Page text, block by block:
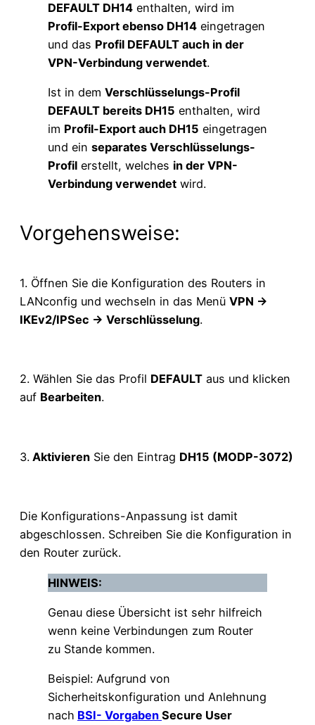
DEFAULT DH14 enthalten, wird im
Profil-Export ebenso DH14 eingetragen
und das Profil DEFAULT auch in der
VPN-Verbindung verwendet.
Ist in dem Verschlüsselungs-Profil
DEFAULT bereits DH15 enthalten, wird
im Profil-Export auch DH15 eingetragen
und ein separates Verschlüsselungs-
Profil erstellt, welches in der VPN-
Verbindung verwendet wird.
Vorgehensweise:
1. Öffnen Sie die Konfiguration des Routers in
LANconfig und wechseln in das Menü VPN →
IKEv2/IPSec → Verschlüsselung.
2. Wählen Sie das Profil DEFAULT aus und klicken
auf Bearbeiten.
3. Aktivieren Sie den Eintrag DH15 (MODP-3072)
Die Konfigurations-Anpassung ist damit
abgeschlossen. Schreiben Sie die Konfiguration in
den Router zurück.
HINWEIS:
Genau diese Übersicht ist sehr hilfreich
wenn keine Verbindungen zum Router
zu Stande kommen.
Beispiel: Aufgrund von
Sicherheitskonfiguration und Anlehnung
nach BSI- Vorgaben Secure User